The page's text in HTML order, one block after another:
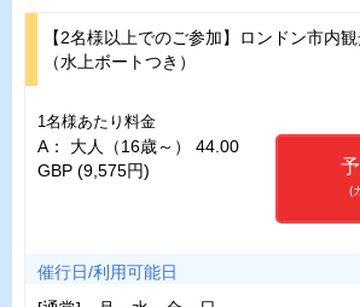
【2名様以上でのご参加】ロンドン市内
（水上ボートつき）
1名様あたり料金
A： 大人（16歳～） 44.00
GBP (9,575円)
(
催行日/利用可能日